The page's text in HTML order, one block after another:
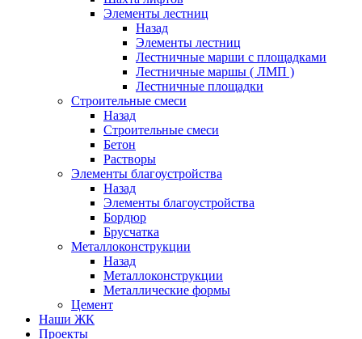
Элементы лестниц
Назад
Элементы лестниц
Лестничные марши с площадками
Лестничные маршы ( ЛМП )
Лестничные площадки
Строительные смеси
Назад
Строительные смеси
Бетон
Растворы
Элементы благоустройства
Назад
Элементы благоустройства
Бордюр
Брусчатка
Металлоконструкции
Назад
Металлоконструкции
Металлические формы
Цемент
Наши ЖК
Проекты